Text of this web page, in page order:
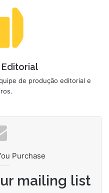
de produção editorial e
Purchase
mailing list